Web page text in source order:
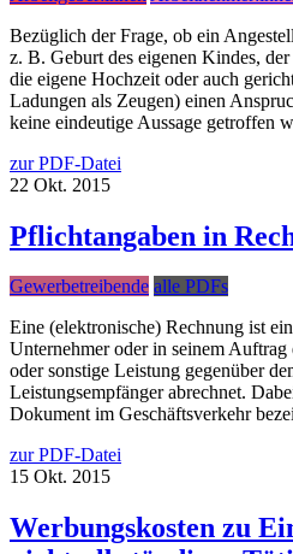
Bezüglich der Frage, ob ein
z. B. Geburt des eigenen Kindes,
die eigene Hochzeit oder auch
Ladungen als Zeugen) einen
keine eindeutige Aussage getroffen
zur PDF-Datei
22 Okt. 2015
Pflichtangaben in
Gewerbetreibende alle PDFs
Eine (elektronische) Rechnung ist
Unternehmer oder in seinem
oder sonstige Leistung gegenüber
Leistungsempfänger abrechnet.
Dokument im Geschäftsverkehr
zur PDF-Datei
15 Okt. 2015
Werbungskosten zu